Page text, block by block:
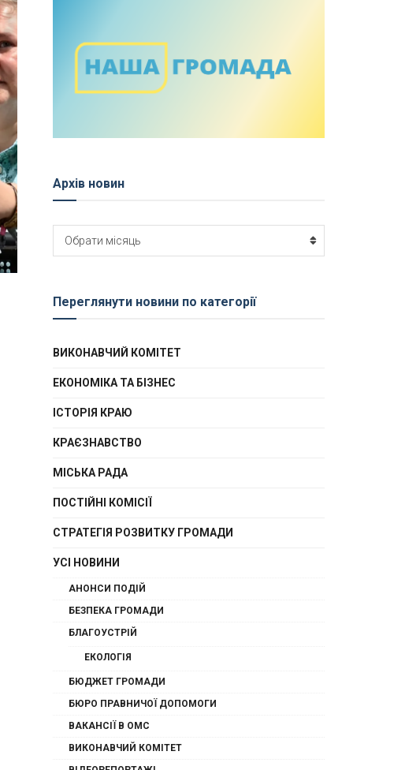
Архів новин
Архів
новин
Обрати місяць
Переглянути новини по категорії
ВИКОНАВЧИЙ КОМІТЕТ
ЕКОНОМІКА ТА БІЗНЕС
ІСТОРІЯ КРАЮ
КРАЄЗНАВСТВО
МІСЬКА РАДА
ПОСТІЙНІ КОМІСІЇ
СТРАТЕГІЯ РОЗВИТКУ ГРОМАДИ
УСІ НОВИНИ
АНОНСИ ПОДІЙ
БЕЗПЕКА ГРОМАДИ
БЛАГОУСТРІЙ
ЕКОЛОГІЯ
БЮДЖЕТ ГРОМАДИ
БЮРО ПРАВНИЧОЇ ДОПОМОГИ
ВАКАНСІЇ В ОМС
ВИКОНАВЧИЙ КОМІТЕТ